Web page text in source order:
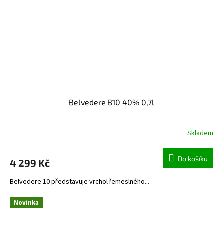
Belvedere B10 40% 0,7l
Skladem
4 299 Kč Do košíku
Belvedere 10 představuje vrchol řemeslného...
Novinka